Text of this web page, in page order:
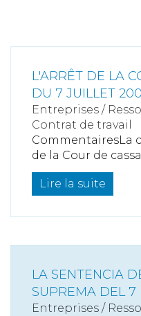
L'ARRÊT DE LA
DU 7 JUILLET
Entreprises /
Contrat de travail
CommentairesLa
de la Cour de
Lire la suite
LA SENTENCIA
SUPREMA DEL
Entreprises /